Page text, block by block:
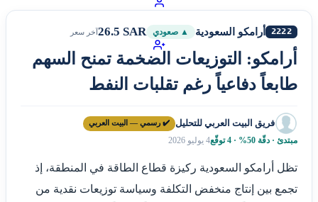
2222 أرامكو السعودية ▲ صعودي 26.5 SARآخر سعر
أرامكو: التوزيعات الضخمة تمنح السهم
طابعاً دفاعياً رغم تقلبات النفط
فريق البيت العربي للتحليل ✔️ رسمي — البيت العربي
مبتدئ · دقّة 50% · 4 توقّع 4 يوليو 2026
تظل أرامكو السعودية ركيزة قطاع الطاقة في المنطقة، إذ
تجمع بين إنتاج منخفض التكلفة وسياسة توزيعات نقدية من